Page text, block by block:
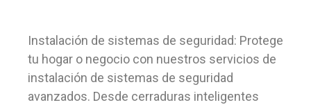
Instalación de sistemas de seguridad: Protege
tu hogar o negocio con nuestros servicios de
instalación de sistemas de seguridad
avanzados. Desde cerraduras inteligentes